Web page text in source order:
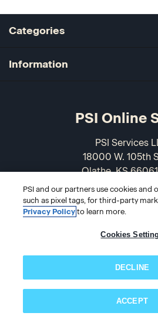
Categories
Information
PSI Online
PSI Services
18000 W. 105th
Olathe, KS
USA
866-589-
PSI and our partners use cookies and
such as pixel tags, for third-party
Privacy Policyto learn more.
Cookies
DECLINE
ACCEPT